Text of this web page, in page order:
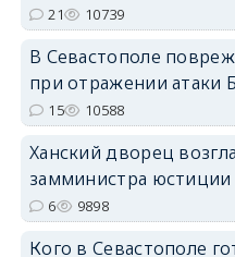
21 10739
В Севастополе
при отражении атаки
15 10588
Ханский дворец
замминистра
6 9898
Кого в Севастополе